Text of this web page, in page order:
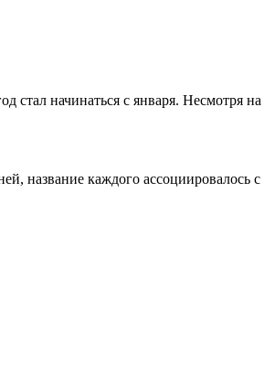
стал начинаться с января. Несмотря на
название каждого ассоциировалось с